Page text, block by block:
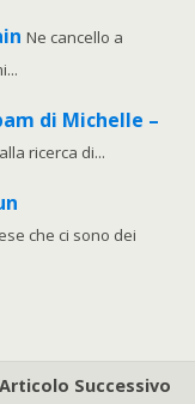
Ne cancello a
di Michelle –
ricerca di...
che ci sono dei
Articolo Successivo